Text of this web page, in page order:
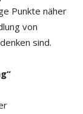
Punkte näher
von
sind.